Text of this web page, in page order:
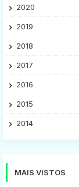
2020
2019
2018
2017
2016
2015
2014
MAIS VISTOS